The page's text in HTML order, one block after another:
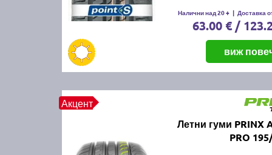
Налични над 20 + | Доставка
63.00 € /
виж
Акцент
Летни гуми PRINX
PRO